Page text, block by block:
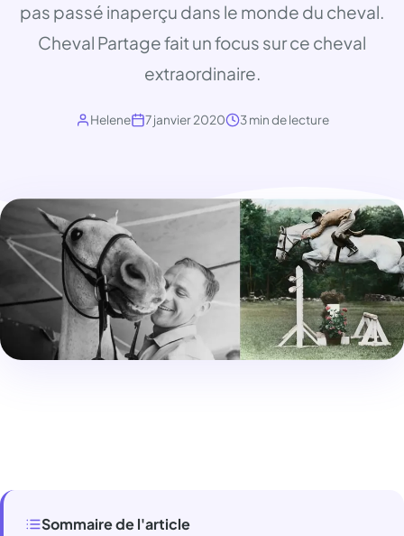
pas passé inaperçu dans le monde du cheval.
Cheval Partage fait un focus sur ce cheval
extraordinaire.
Helene 7 janvier 2020 3 min de lecture
Sommaire de l'article